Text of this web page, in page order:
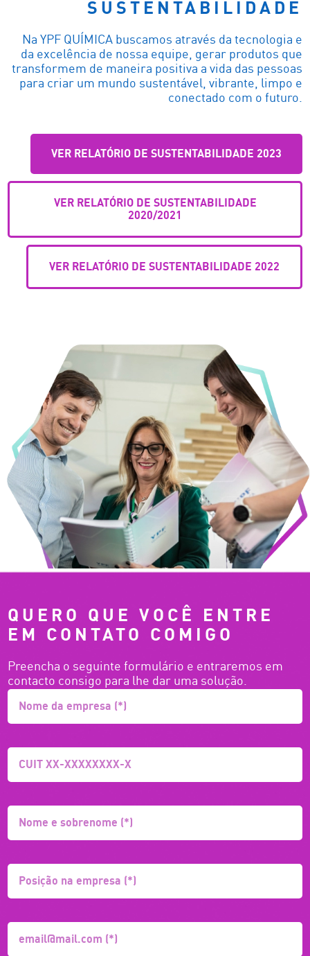
SUSTENTABILIDADE
Na YPF QUÍMICA buscamos através da tecnologia e
da excelência de nossa equipe, gerar produtos que
transformem de maneira positiva a vida das pessoas
para criar um mundo sustentável, vibrante, limpo e
conectado com o futuro.
VER RELATÓRIO DE SUSTENTABILIDADE 2023
VER RELATÓRIO DE SUSTENTABILIDADE
2020/2021
VER RELATÓRIO DE SUSTENTABILIDADE 2022
QUERO QUE VOCÊ ENTRE
EM CONTATO COMIGO
Preencha o seguinte formulário e entraremos em
contacto consigo para lhe dar uma solução.